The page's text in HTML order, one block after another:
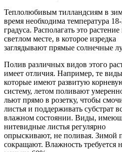
Теплолюбивым тилландсиям в
время необходима температура
градуса. Располагать это
светлом месте, в которое изредка
заглядывают прямые солнечные
Полив различных видов этого
имеет отличия. Например, те
которые имеют развитую
систему, летом поливают
льют прямо в розетку, чтобы
листья и поддерживать субстрат
влажном состоянии. Виды,
нитевидные листья регулярно
опрыскивают, не поливая. Зимой
сокращают. Влажность требуется